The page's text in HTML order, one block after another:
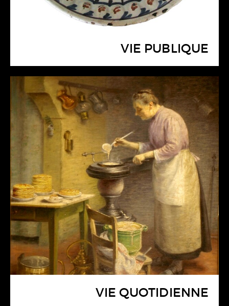
VIE PUBLIQUE
VIE QUOTIDIENNE